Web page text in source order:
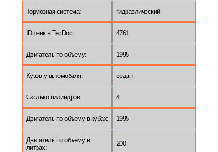
Тормозная система: гидравлический
IDшник в TecDoc: 4761
Двигатель по объему: 1995
Кузов у автомобиля: седан
Сколько цилиндров: 4
Двигатель по объему в кубах: 1995
Двигатель по объему в
литрах:
200